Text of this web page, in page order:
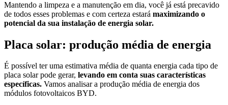
Mantendo a limpeza e a manutenção em dia, você já está precavido
de todos esses problemas e com certeza estará maximizando o
potencial da sua instalação de energia solar.
Placa solar: produção média de energia
É possível ter uma estimativa média de quanta energia cada tipo de
placa solar pode gerar, levando em conta suas características
específicas. Vamos analisar a produção média de energia dos
módulos fotovoltaicos BYD.